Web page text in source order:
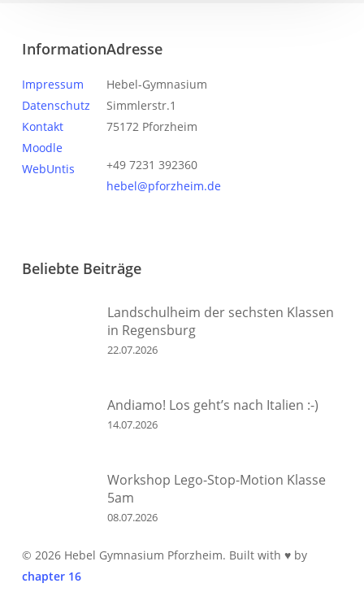
Information
Impressum
Datenschutz
Kontakt
Moodle
WebUntis
Adresse
Hebel-Gymnasium
Simmlerstr.1
75172 Pforzheim
+49 7231 392360
hebel@pforzheim.de
Beliebte Beiträge
Landschulheim der sechsten Klassen
in Regensburg
22.07.2026
Andiamo! Los geht’s nach Italien :-)
14.07.2026
Workshop Lego-Stop-Motion Klasse
5am
08.07.2026
© 2026 Hebel Gymnasium Pforzheim. Built with ♥ by
chapter 16